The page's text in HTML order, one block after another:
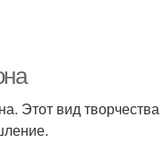
Этот вид